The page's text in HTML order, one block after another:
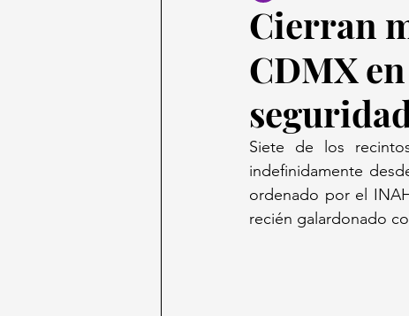
Cierran
CDMX
Siete de los
indefinidamente
ordenado por el
recién galardonado